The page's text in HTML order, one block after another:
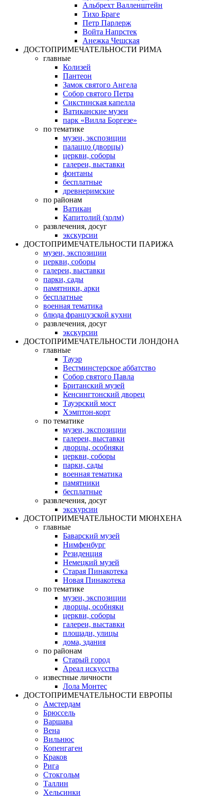
Альбрехт Валленштейн
Тихо Браге
Петр Парлерж
Войта Напрстек
Анежка Чешская
ДОСТОПРИМЕЧАТЕЛЬНОСТИ РИМА
главные
Колизей
Пантеон
Замок святого Ангела
Собор святого Петра
Сикстинская капелла
Ватиканские музеи
парк «Вилла Боргезе»
по тематике
музеи, экспозиции
палаццо (дворцы)
церкви, соборы
галереи, выставки
фонтаны
бесплатные
древнеримские
по районам
Ватикан
Капитолий (холм)
развлечения, досуг
экскурсии
ДОСТОПРИМЕЧАТЕЛЬНОСТИ ПАРИЖА
музеи, экспозиции
церкви, соборы
галереи, выставки
парки, сады
памятники, арки
бесплатные
военная тематика
блюда французской кухни
развлечения, досуг
экскурсии
ДОСТОПРИМЕЧАТЕЛЬНОСТИ ЛОНДОНА
главные
Тауэр
Вестминстерское аббатство
Собор святого Павла
Британский музей
Кенсингтонский дворец
Тауэрский мост
Хэмптон-корт
по тематике
музеи, экспозиции
галереи, выставки
дворцы, особняки
церкви, соборы
парки, сады
военная тематика
памятники
бесплатные
развлечения, досуг
экскурсии
ДОСТОПРИМЕЧАТЕЛЬНОСТИ МЮНХЕНА
главные
Баварский музей
Нимфенбург
Резиденция
Немецкий музей
Старая Пинакотека
Новая Пинакотека
по тематике
музеи, экспозиции
дворцы, особняки
церкви, соборы
галереи, выставки
площади, улицы
дома, здания
по районам
Старый город
Ареал искусства
известные личности
Лола Монтес
ДОСТОПРИМЕЧАТЕЛЬНОСТИ ЕВРОПЫ
Амстердам
Брюссель
Варшава
Вена
Вильнюс
Копенгаген
Краков
Рига
Стокгольм
Таллин
Хельсинки